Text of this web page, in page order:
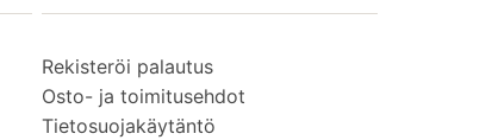
Rekisteröi palautus
Osto- ja toimitusehdot
Tietosuojakäytäntö